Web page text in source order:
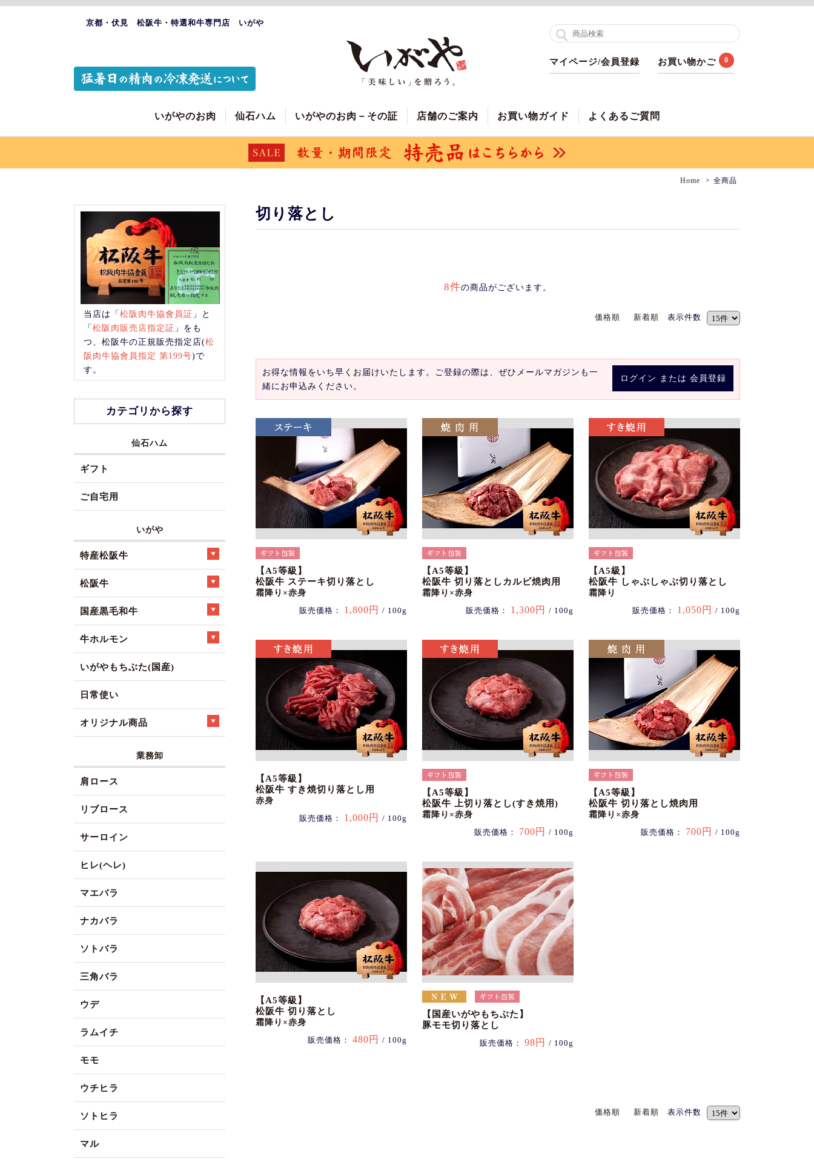
京都・伏見 松阪牛・特選和牛専門店 いがや
マイページ/会員登録 お買い物かご 0
いがやのお肉 仙石ハム いがやのお肉－その証 店舗のご案内 お買い物ガイド よくあるご質問
Home 全商品
切り落とし
8件の商品がございます。
価格順 新着順 表示件数
ログイン または 会員登録
お得な情報をいち早くお届けいたします。ご登録の際は、ぜひメールマガジンも一
緒にお申込みください。
【A5等級】
松阪牛 ステーキ切り落とし
霜降り×赤身
販売価格： 1,800円 / 100g
【A5等級】
松阪牛 切り落としカルビ焼肉用
霜降り×赤身
販売価格： 1,300円 / 100g
【A5級】
松阪牛 しゃぶしゃぶ切り落とし
霜降り
販売価格： 1,050円 / 100g
【A5等級】
松阪牛 すき焼切り落とし用
赤身
販売価格： 1,000円 / 100g
【A5等級】
松阪牛 上切り落とし(すき焼用)
霜降り×赤身
販売価格： 700円 / 100g
【A5等級】
松阪牛 切り落とし焼肉用
霜降り×赤身
販売価格： 700円 / 100g
【A5等級】
松阪牛 切り落とし
霜降り×赤身
販売価格： 480円 / 100g
【国産いがやもちぶた】
豚モモ切り落とし
販売価格： 98円 / 100g
価格順 新着順 表示件数
当店は「松阪肉牛協會員証 」と
「松阪肉販売店指定証 」をも
つ、松阪牛の正規販売指定店(松
阪肉牛協會員指定 第199号)で
す。
カテゴリから探す
仙石ハム
ギフト
ご自宅用
いがや
特産松阪牛
松阪牛
国産黒毛和牛
牛ホルモン
いがやもちぶた(国産)
日常使い
オリジナル商品
業務卸
肩ロース
リブロース
サーロイン
ヒレ(ヘレ)
マエバラ
ナカバラ
ソトバラ
三角バラ
ウデ
ラムイチ
モモ
ウチヒラ
ソトヒラ
マル